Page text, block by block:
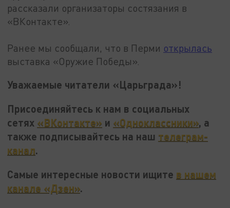
рассказали организаторы состязания в
«ВКонтакте».
Ранее мы сообщали, что в Перми открылась
выставка «Оружие Победы».
Уважаемые читатели «Царьграда»!
Присоединяйтесь к нам в социальных
сетях «ВКонтакте» и «Одноклассники», а
также подписывайтесь на наш телеграм-
канал.
Самые интересные новости ищите в нашем
канале «Дзен».